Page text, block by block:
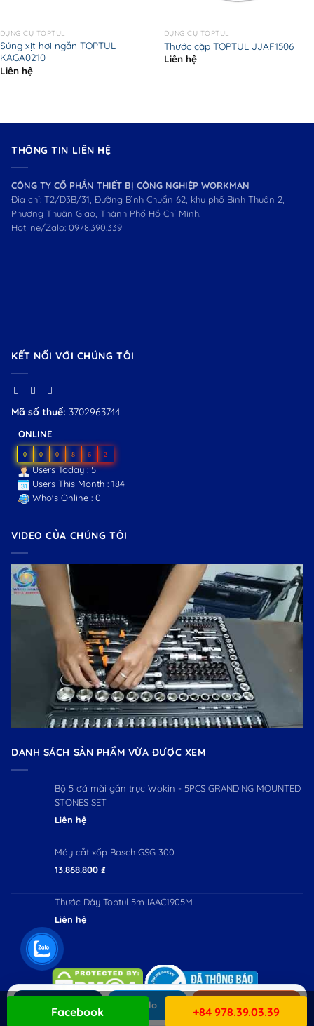
DỤNG CỤ TOPTUL
Súng xịt hơi ngắn TOPTUL
KAGA0210
Liên hệ
DỤNG CỤ TOPTUL
Thước cặp TOPTUL JJAF1506
Liên hệ
Zalo
THÔNG TIN LIÊN HỆ
CÔNG TY CỔ PHẦN THIẾT BỊ CÔNG NGHIỆP WORKMAN
Địa chỉ: T2/D3B/31, Đường Bình Chuẩn 62, khu phố Bình Thuận 2,
Phường Thuận Giao, Thành Phố Hồ Chí Minh.
Hotline/Zalo: 0978.390.339
KẾT NỐI VỚI CHÚNG TÔI
Mã số thuế: 3702963744
ONLINE
0 0 0 8 6 2
Users Today : 5
Users This Month : 184
Who's Online : 0
VIDEO CỦA CHÚNG TÔI
DANH SÁCH SẢN PHẨM VỪA ĐƯỢC XEM
Bộ 5 đá mài gắn trục Wokin - 5PCS GRANDING MOUNTED
STONES SET
Liên hệ
Máy cắt xốp Bosch GSG 300
13.868.800 ₫
Thước Dây Toptul 5m IAAC1905M
Liên hệ
Copyright 2026 © Workman JSC. All Rights Reserved
Facebook +84 978.39.03.39